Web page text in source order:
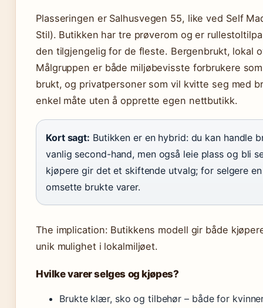
Plasseringen er Salhusvegen 55, like ved Self
Stil). Butikken har tre prøverom og er
den tilgjengelig for de fleste. Bergenbrukt, lokal
Målgruppen er både miljøbevisste forbrukere
brukt, og privatpersoner som vil kvitte seg med
enkel måte uten å opprette egen nettbutikk.
Kort sagt: Butikken er en hybrid: du kan handle
vanlig second-hand, men også leie plass og bli
kjøpere gir det et skiftende utvalg; for selgere
omsette brukte varer.
The implication: Butikkens modell gir både
unik mulighet i lokalmiljøet.
Hvilke varer selges og kjøpes?
Brukte klær, sko og tilbehør – både for